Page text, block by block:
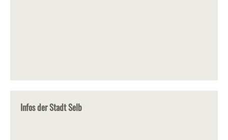
Infos der Stadt Selb